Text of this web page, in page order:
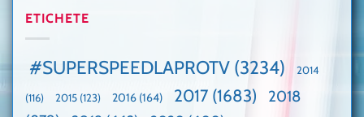
mai
mare
paradă
de
pe
Nurburgring
EV3
câștigătoare,
ETICHETE
#SUPERSPEEDLAPROTV (3234) 2014
(116) 2015 (123) 2016 (164) 2017 (1683)
2018